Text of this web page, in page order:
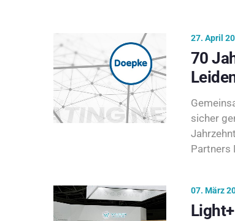
27. April
70
sicher
Partners
07. März